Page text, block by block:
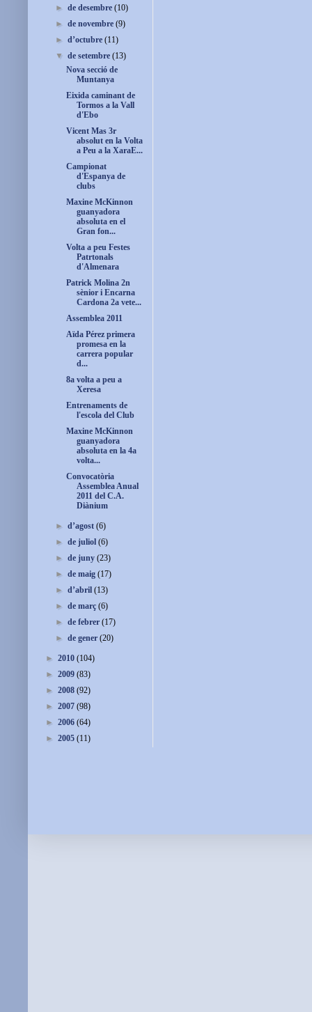
►de desembre(10)
►de novembre(9)
►d’octubre(11)
▼de setembre(13)
Nova secció de
Muntanya
Eixida caminant de
Tormos a la Vall
d'Ebo
Vicent Mas 3r
absolut en la Volta
a Peu a la XaraE...
Campionat
d'Espanya de
clubs
Maxine McKinnon
guanyadora
absoluta en el
Gran fon...
Volta a peu Festes
Patrtonals
d'Almenara
Patrick Molina 2n
sènior i Encarna
Cardona 2a vete...
Assemblea 2011
Aïda Pérez primera
promesa en la
carrera popular
d...
8a volta a peu a
Xeresa
Entrenaments de
l'escola del Club
Maxine McKinnon
guanyadora
absoluta en la 4a
volta...
Convocatòria
Assemblea Anual
2011 del C.A.
Diànium
►d’agost(6)
►de juliol(6)
►de juny(23)
►de maig(17)
►d’abril(13)
►de març(6)
►de febrer(17)
►de gener(20)
► 2010 (104)
► 2009 (83)
► 2008 (92)
► 2007 (98)
► 2006 (64)
► 2005 (11)